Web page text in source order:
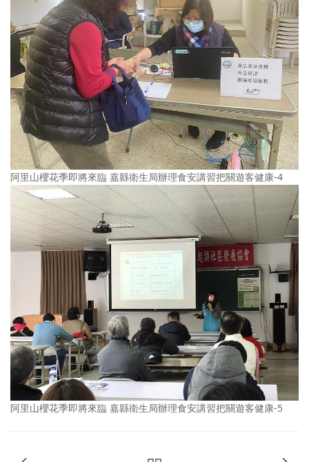
阿里山櫻花季即將來臨 嘉縣衛生局辦理食安講習把關遊客健康-4
阿里山櫻花季即將來臨 嘉縣衛生局辦理食安講習把關遊客健康-5